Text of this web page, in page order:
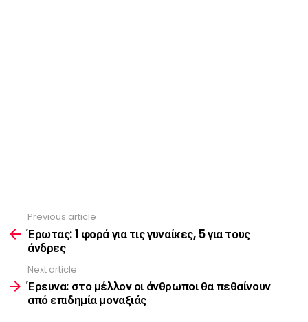
more
Previous article
Έρωτας: 1 φορά για τις γυναίκες, 5 για τους
άνδρες
Next article
Έρευνα: στο μέλλον οι άνθρωποι θα πεθαίνουν
από επιδημία μοναξιάς